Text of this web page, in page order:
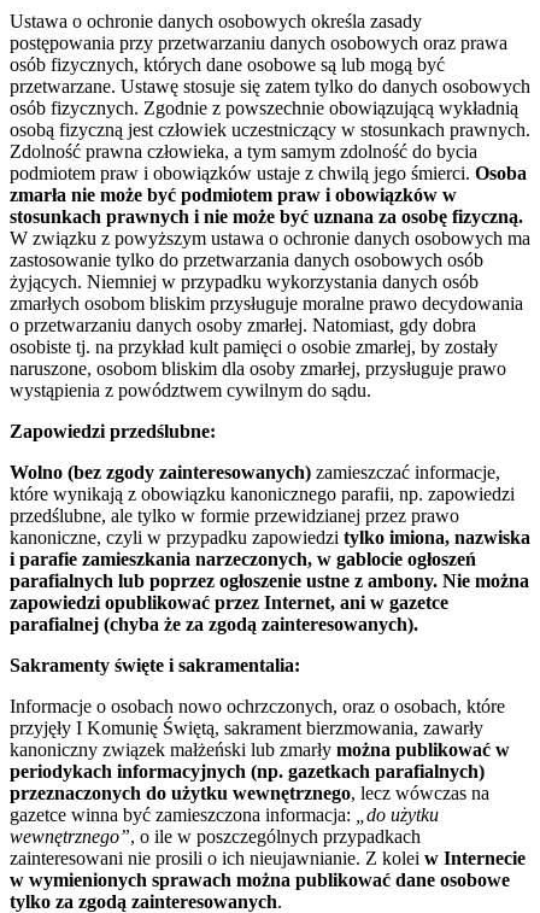
Ustawa o ochronie danych osobowych określa zasady
postępowania przy przetwarzaniu danych osobowych oraz prawa
osób fizycznych, których dane osobowe są lub mogą być
przetwarzane. Ustawę stosuje się zatem tylko do danych osobowych
osób fizycznych. Zgodnie z powszechnie obowiązującą wykładnią
osobą fizyczną jest człowiek uczestniczący w stosunkach prawnych.
Zdolność prawna człowieka, a tym samym zdolność do bycia
podmiotem praw i obowiązków ustaje z chwilą jego śmierci. Osoba
zmarła nie może być podmiotem praw i obowiązków w
stosunkach prawnych i nie może być uznana za osobę fizyczną.
W związku z powyższym ustawa o ochronie danych osobowych ma
zastosowanie tylko do przetwarzania danych osobowych osób
żyjących. Niemniej w przypadku wykorzystania danych osób
zmarłych osobom bliskim przysługuje moralne prawo decydowania
o przetwarzaniu danych osoby zmarłej. Natomiast, gdy dobra
osobiste tj. na przykład kult pamięci o osobie zmarłej, by zostały
naruszone, osobom bliskim dla osoby zmarłej, przysługuje prawo
wystąpienia z powództwem cywilnym do sądu.
Zapowiedzi przedślubne:
Wolno (bez zgody zainteresowanych) zamieszczać informacje,
które wynikają z obowiązku kanonicznego parafii, np. zapowiedzi
przedślubne, ale tylko w formie przewidzianej przez prawo
kanoniczne, czyli w przypadku zapowiedzi tylko imiona, nazwiska
i parafie zamieszkania narzeczonych, w gablocie ogłoszeń
parafialnych lub poprzez ogłoszenie ustne z ambony. Nie można
zapowiedzi opublikować przez Internet, ani w gazetce
parafialnej (chyba że za zgodą zainteresowanych).
Sakramenty święte i sakramentalia:
Informacje o osobach nowo ochrzczonych, oraz o osobach, które
przyjęły I Komunię Świętą, sakrament bierzmowania, zawarły
kanoniczny związek małżeński lub zmarły można publikować w
periodykach informacyjnych (np. gazetkach parafialnych)
przeznaczonych do użytku wewnętrznego, lecz wówczas na
gazetce winna być zamieszczona informacja:
„do użytku
wewnętrznego”, o ile w poszczególnych przypadkach
zainteresowani nie prosili o ich nieujawnianie. Z kolei w Internecie
w wymienionych sprawach można publikować dane osobowe
tylko za zgodą zainteresowanych.